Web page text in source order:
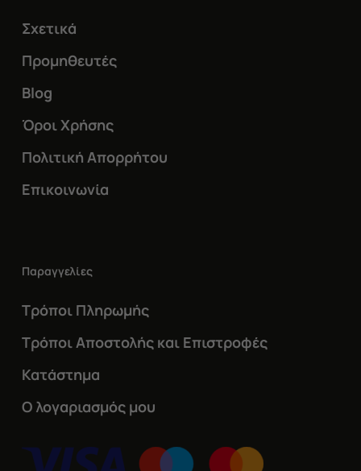
Σχετικά
Προμηθευτές
Blog
Όροι Χρήσης
Πολιτική Απορρήτου
Επικοινωνία
Παραγγελίες
Τρόποι Πληρωμής
Τρόποι Αποστολής και Επιστροφές
Κατάστημα
Ο λογαριασμός μου